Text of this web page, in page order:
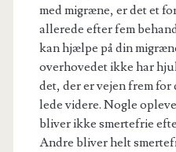
med migræne, er det et
allerede efter fem
kan hjælpe på din
overhovedet ikke har
det, der er vejen frem for
lede videre. Nogle
bliver ikke smertefrie
Andre bliver helt